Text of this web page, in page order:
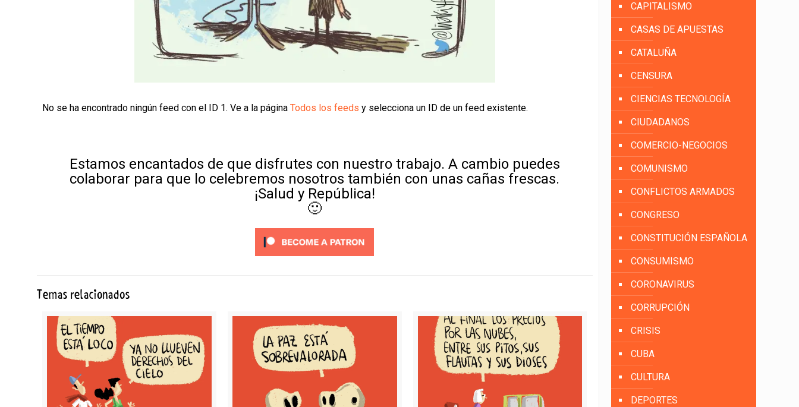
No se ha encontrado ningún feed con el ID 1. Ve a la páginaTodos los feeds y selecciona un ID de un feed existente.
Estamos encantados de que disfrutes con nuestro trabajo. A cambio puedes
colaborar para que lo celebremos nosotros también con unas cañas frescas.
¡Salud y República!
🙂
Temas relacionados
CAPITALISMO
CASAS DE APUESTAS
CATALUÑA
CENSURA
CIENCIAS TECNOLOGÍA
CIUDADANOS
COMERCIO-NEGOCIOS
COMUNISMO
CONFLICTOS ARMADOS
CONGRESO
CONSTITUCIÓN ESPAÑOLA
CONSUMISMO
CORONAVIRUS
CORRUPCIÓN
CRISIS
CUBA
CULTURA
DEPORTES